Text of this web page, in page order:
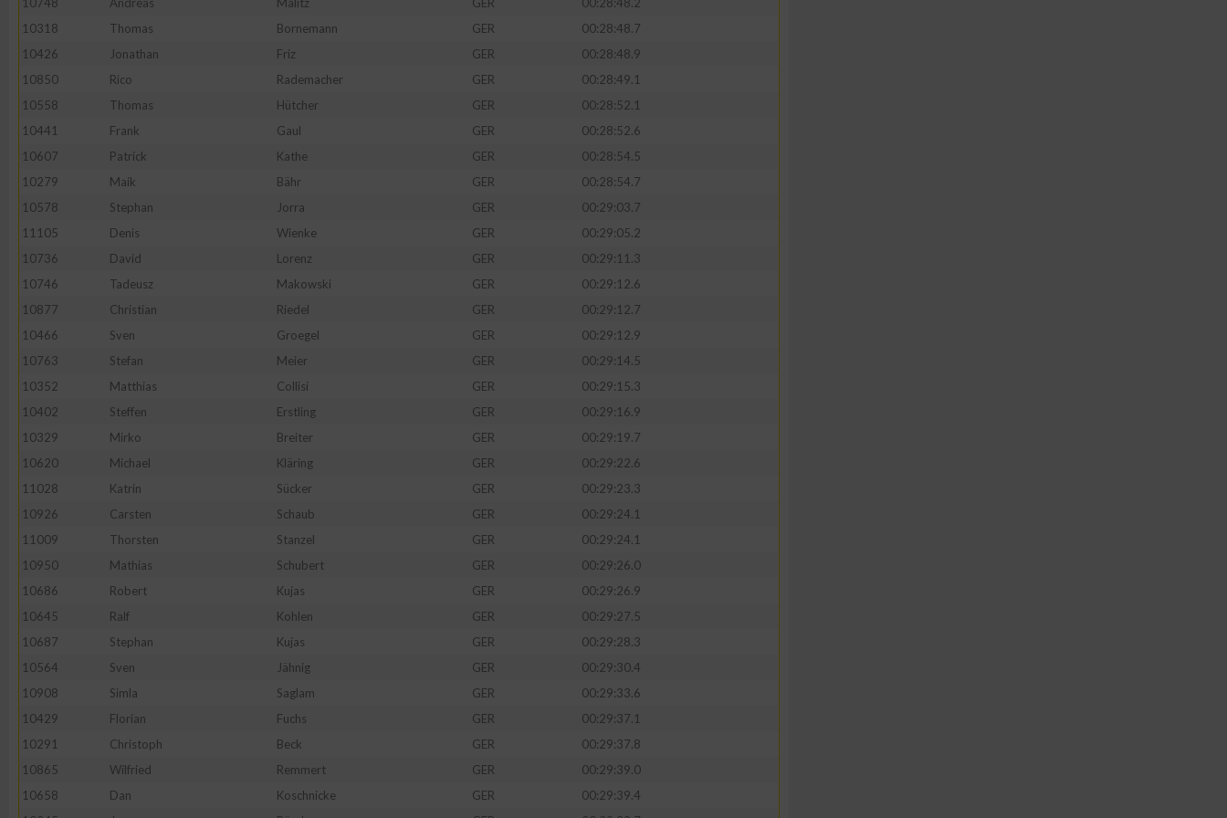
10318
Thomas Bornemann GER
00:28:48.7
10426
Jonathan Friz GER
00:28:48.9
10850
Rico Rademacher GER
00:28:49.1
10558
Thomas Hütcher GER
00:28:52.1
10441
Frank Gaul GER
00:28:52.6
10607
Patrick Kathe GER
00:28:54.5
10279
Maik Bähr GER
00:28:54.7
10578
Stephan Jorra GER
00:29:03.7
11105
Denis Wienke GER
00:29:05.2
10736
David Lorenz GER
00:29:11.3
10746
Tadeusz Makowski GER
00:29:12.6
10877
Christian Riedel GER
00:29:12.7
10466
Sven Groegel GER
00:29:12.9
10763
Stefan Meier GER
00:29:14.5
10352
Matthias Collisi GER
00:29:15.3
10402
Steffen Erstling GER
00:29:16.9
10329
Mirko Breiter GER
00:29:19.7
10620
Michael Kläring GER
00:29:22.6
11028
Katrin Sücker GER
00:29:23.3
10926
Carsten Schaub GER
00:29:24.1
11009
Thorsten Stanzel GER
00:29:24.1
10950
Mathias Schubert GER
00:29:26.0
10686
Robert Kujas GER
00:29:26.9
10645
Ralf Kohlen GER
00:29:27.5
10687
Stephan Kujas GER
00:29:28.3
10564
Sven Jähnig GER
00:29:30.4
10908
Simla Saglam GER
00:29:33.6
10429
Florian Fuchs GER
00:29:37.1
10291
Christoph Beck GER
00:29:37.8
10865
Wilfried Remmert GER
00:29:39.0
10658
Dan Koschnicke GER
00:29:39.4
Erstellung von Profilen zur Personalisierung von Inhalten
Messung der Werbeleistung
Messung der Performance von Inhalten
Analyse von Zielgruppen durch Statistiken oder Kombinationen von Daten aus
Entwicklung und Verbesserung der Angebote
IAB-Besonderheiten:
Geräte anhand von aktiv angeforderten Informationen identifizieren
Nicht-IAB-Verarbeitungszwecke:
Notwendig
Performance
Funktional